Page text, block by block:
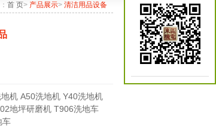
首 页> 产品展示> 清洁用品设备
机 A50洗地机 Y40洗地机
地坪研磨机 T906洗地车
车